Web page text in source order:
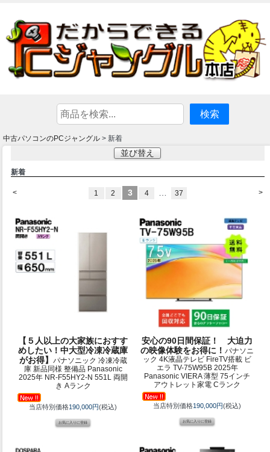
中古パソコンのPCジャングル > 新着
並び替え
新着
< >
1 2 3 4 37
【５人以上の大家族におすす
めしたい！中大型冷凍冷蔵庫
がお得】
パナソニック 冷凍冷蔵
庫 新品同様 整備品 Panasonic
2025年 NR-F55HY2-N 551L 両開
き Aランク
当店特別価格190,000円(税込)
安心の90日間保証！ 大迫力
の映像体験をお得に！パナソニ
ック 4K液晶テレビ FireTV搭載 ビ
エラ TV-75W95B 2025年
Panasonic VIERA 薄型 75インチ
アウトレット家電 Cランク
当店特別価格190,000円(税込)